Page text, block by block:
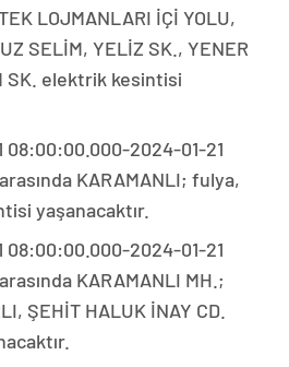
LOJMANLARI İÇİ YOLU,
SELİM, YELİZ SK., YENER
SK. elektrik kesintisi
08:00:00.000-2024-01-21
KARAMANLI; fulya,
yaşanacaktır.
08:00:00.000-2024-01-21
KARAMANLI MH.;
ŞEHİT HALUK İNAY CD.